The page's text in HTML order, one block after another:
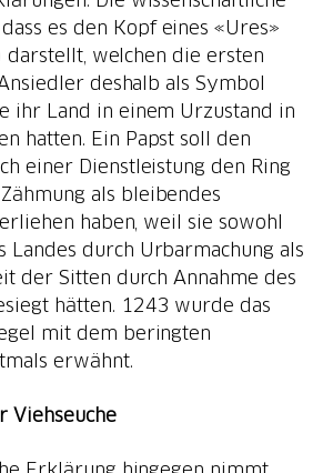
es den Kopf eines «Ures»
darstellt, welchen die ersten
deshalb als Symbol
ihr Land in einem Urzustand in
hatten. Ein Papst soll den
einer Dienstleistung den Ring
als bleibendes
haben, weil sie sowohl
Landes durch Urbarmachung als
der Sitten durch Annahme des
hätten. 1243 wurde das
mit dem beringten
erwähnt.
Viehseuche